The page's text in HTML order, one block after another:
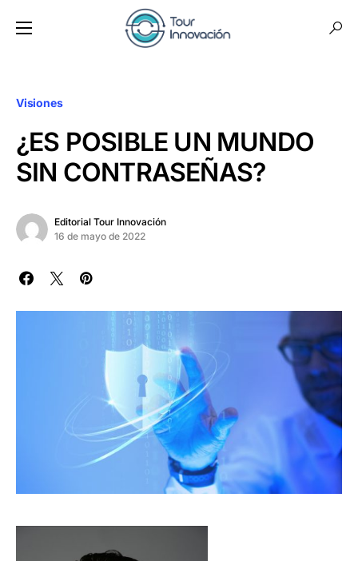
Visiones
¿ES POSIBLE UN MUNDO
SIN CONTRASEÑAS?
Editorial Tour Innovación
16 de mayo de 2022